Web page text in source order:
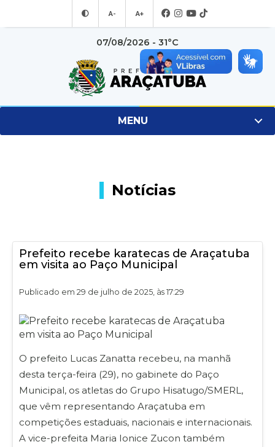
A- A+
07/08/2026 - 31°C
MENU
Notícias
Prefeito recebe karatecas de Araçatuba
em visita ao Paço Municipal
Publicado em 29 de julho de 2025, às 17:29
O prefeito Lucas Zanatta recebeu, na manhã
desta terça-feira (29), no gabinete do Paço
Municipal, os atletas do Grupo Hisatugo/SMERL,
que vêm representando Araçatuba em
competições estaduais, nacionais e internacionais.
A vice-prefeita Maria Ionice Zucon também